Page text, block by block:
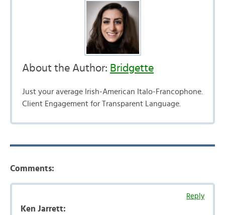
About the Author: Bridgette
Just your average Irish-American Italo-Francophone.
Client Engagement for Transparent Language.
Comments:
Reply
Ken Jarrett: